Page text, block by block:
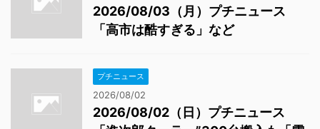
2026/08/03（月）プチニュース
「高市は酷すぎる」など
プチニュース
2026/08/02
2026/08/02（日）プチニュース